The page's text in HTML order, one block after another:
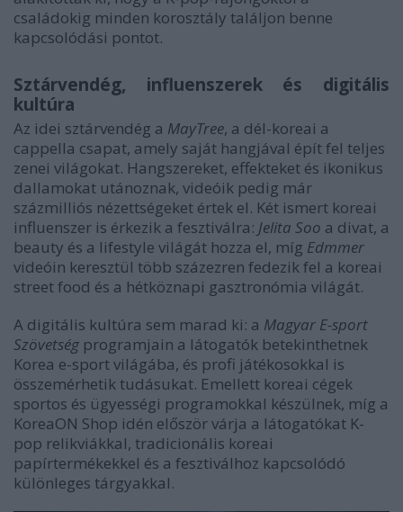
családokig minden korosztály találjon benne
kapcsolódási pontot.
Sztárvendég, influenszerek és digitális
kultúra
Az idei sztárvendég a MayTree, a dél-koreai a
cappella csapat, amely saját hangjával épít fel teljes
zenei világokat. Hangszereket, effekteket és ikonikus
dallamokat utánoznak, videóik pedig már
százmilliós nézettségeket értek el. Két ismert koreai
influenszer is érkezik a fesztiválra: Jelita Soo a divat, a
beauty és a lifestyle világát hozza el, míg Edmmer
videóin keresztül több százezren fedezik fel a koreai
street food és a hétköznapi gasztronómia világát.
A digitális kultúra sem marad ki: a Magyar E-sport
Szövetség programjain a látogatók betekinthetnek
Korea e-sport világába, és profi játékosokkal is
összemérhetik tudásukat. Emellett koreai cégek
sportos és ügyességi programokkal készülnek, míg a
KoreaON Shop idén először várja a látogatókat K-
pop relikviákkal, tradicionális koreai
papírtermékekkel és a fesztiválhoz kapcsolódó
különleges tárgyakkal.